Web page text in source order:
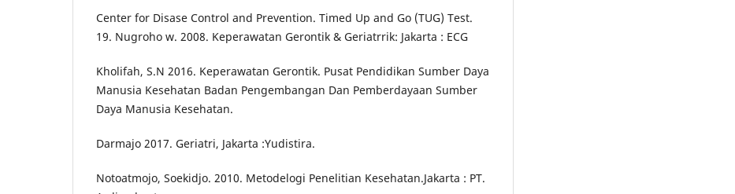
Center for Disase Control and Prevention. Timed Up and Go (TUG) Test.
19. Nugroho w. 2008. Keperawatan Gerontik & Geriatrrik: Jakarta : ECG
Kholifah, S.N 2016. Keperawatan Gerontik. Pusat Pendidikan Sumber Daya
Manusia Kesehatan Badan Pengembangan Dan Pemberdayaan Sumber
Daya Manusia Kesehatan.
Darmajo 2017. Geriatri, Jakarta :Yudistira.
Notoatmojo, Soekidjo. 2010. Metodelogi Penelitian Kesehatan.Jakarta : PT.